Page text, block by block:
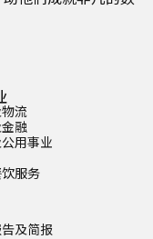
流
融
用事业
服务
及简报